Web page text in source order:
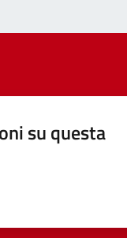
su questa